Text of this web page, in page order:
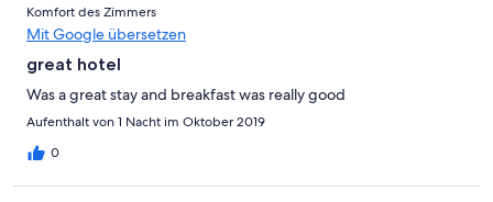
Komfort des Zimmers
Mit Google übersetzen
great hotel
Was a great stay and breakfast was really good
Aufenthalt von 1 Nacht im Oktober 2019
0